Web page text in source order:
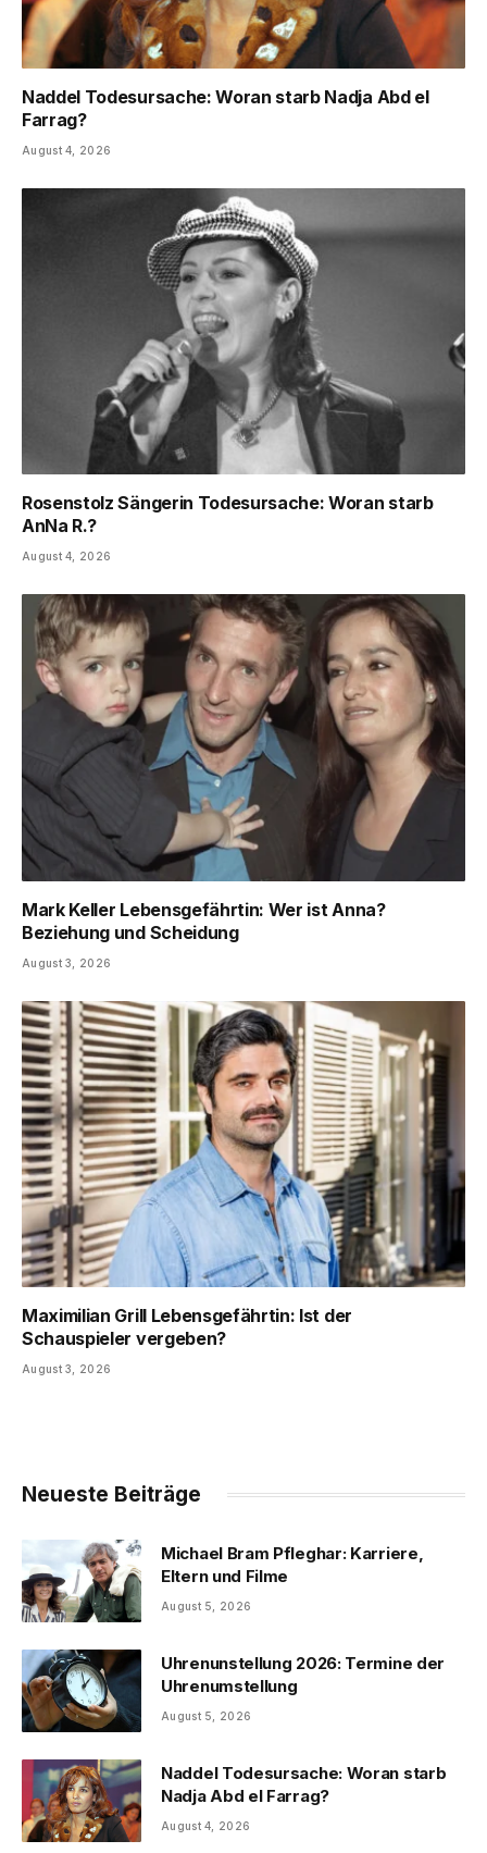
Naddel Todesursache: Woran starb Nadja Abd el
Farrag?
August 4, 2026
Rosenstolz Sängerin Todesursache: Woran starb
AnNa R.?
August 4, 2026
Mark Keller Lebensgefährtin: Wer ist Anna?
Beziehung und Scheidung
August 3, 2026
Maximilian Grill Lebensgefährtin: Ist der
Schauspieler vergeben?
August 3, 2026
Neueste Beiträge
Michael Bram Pfleghar: Karriere,
Eltern und Filme
August 5, 2026
Uhrenunstellung 2026: Termine der
Uhrenumstellung
August 5, 2026
Naddel Todesursache: Woran starb
Nadja Abd el Farrag?
August 4, 2026